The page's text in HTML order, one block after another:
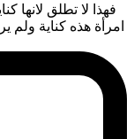
فهذا لا تطلق لانها
امرأة هذه كناية